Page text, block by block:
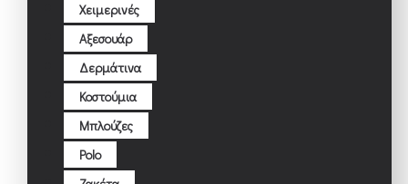
Χειμερινές
Αξεσουάρ
Δερμάτινα
Κοστούμια
Μπλούζες
Polo